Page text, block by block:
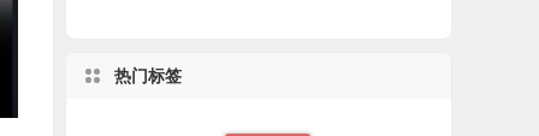
热门标签